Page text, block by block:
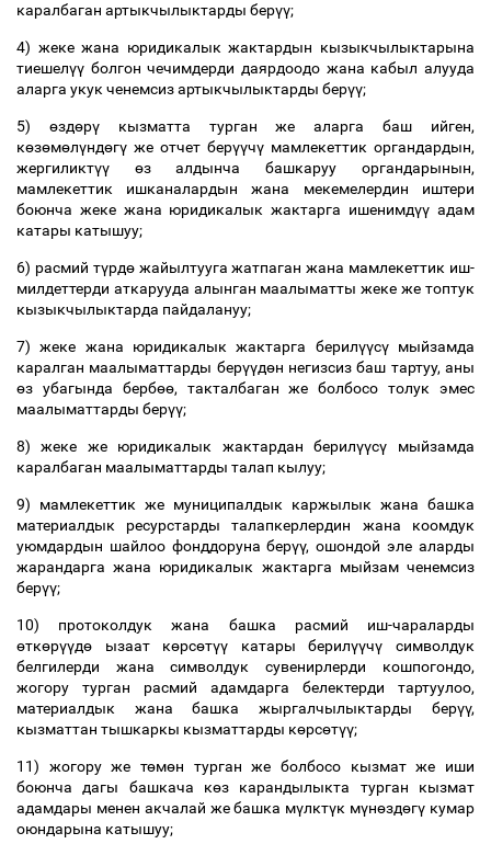
каралбаган артыкчылыктарды берүү;
4) жеке жана юридикалык жактардын кызыкчылыктарына
тиешелүү болгон чечимдерди даярдоодо жана кабыл алууда
аларга укук ченемсиз артыкчылыктарды берүү;
5) өздөрүкызматта турган же аларга баш ийген,
көзөмөлүндөгү же отчет берүүчү мамлекеттик органдардын,
жергиликтүү өз алдынча башкаруу органдарынын,
мамлекеттик ишканалардын жана мекемелердин иштери
боюнча жеке жана юридикалык жактарга ишенимдүү адам
катары катышуу;
6) расмий түрдөжайылтууга жатпаган жана мамлекеттик иш-
милдеттерди аткарууда алынган маалыматты жеке же топтук
кызыкчылыктарда пайдалануу;
7) жеке жана юридикалык жактарга берилүүсүмыйзамда
каралган маалыматтарды берүүдөн негизсиз баш тартуу, аны
өз убагында бербөө, такталбаган же болбосо толук эмес
маалыматтарды берүү;
8) жеке же юридикалык жактардан берилүүсү мыйзамда
каралбаган маалыматтарды талап кылуу;
9) мамлекеттик же муниципалдык каржылык жана башка
материалдык ресурстарды талапкерлердин жана коомдук
уюмдардын шайлоо фонддоруна берүү, ошондой эле аларды
жарандарга жана юридикалык жактарга мыйзам ченемсиз
берүү;
10) протоколдук жана башка расмий иш-чараларды
өткөрүүдө ызаат көрсөтүү катары берилүүчү символдук
белгилерди жана символдук сувенирлерди кошпогондо,
жогору турган расмий адамдарга белектерди тартуулоо,
материалдык жана башка жыргалчылыктарды берүү,
кызматтан тышкаркы кызматтарды көрсөтүү;
11) жогору же төмөн турган же болбосо кызмат же иши
боюнча дагы башкача көз карандылыкта турган кызмат
адамдары менен акчалай же башка мүлктүк мүнөздөгү кумар
оюндарына катышуу;